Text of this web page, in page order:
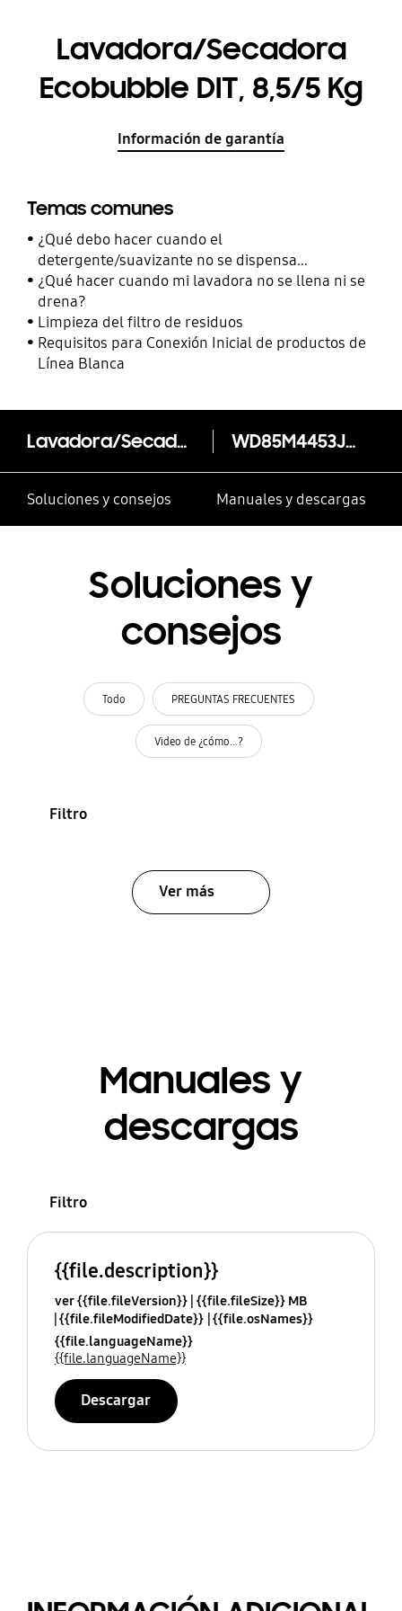
Lavadora/Secadora
Ecobubble DIT, 8,5/5 Kg
Información de garantía
Temas comunes
¿Qué debo hacer cuando el
detergente/suavizante no se dispensa
correctamente?
¿Qué hacer cuando mi lavadora no se llena ni se
drena?
Limpieza del filtro de residuos
Requisitos para Conexión Inicial de productos de
Línea Blanca
Lavadora/Secadora Ecobubble DIT, 8,5/5 Kg WD85M4453JW
Soluciones y consejos Manuales y descargas
Soluciones y
consejos
Todo PREGUNTAS FRECUENTES
Video de ¿cómo...?
Filtro
Ver más
Manuales y
descargas
Filtro
{{file.description}}
ver {{file.fileVersion}} {{file.fileSize}} MB
{{file.fileModifiedDate}} {{file.osNames}}
{{file.languageName}}
{{file.languageName}}
Descargar